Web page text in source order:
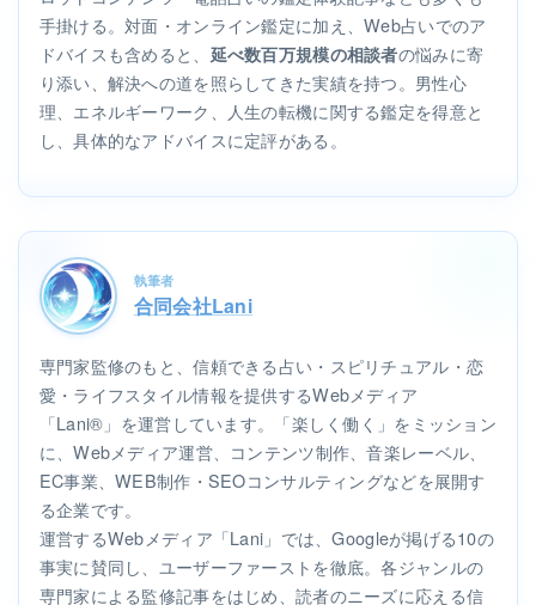
手掛ける。対面・オンライン鑑定に加え、Web占いでのア
ドバイスも含めると、 延べ数百万規模の相談者の悩みに寄
り添い、解決への道を照らしてきた実績を持つ。男性心
理、エネルギーワーク、人生の転機に関する鑑定を得意と
し、具体的なアドバイスに定評がある。
執筆者
合同会社Lani
専門家監修のもと、信頼できる占い・スピリチュアル・恋
愛・ライフスタイル情報を提供するWebメディア
「Lani®」を運営しています。「楽しく働く」をミッション
に、Webメディア運営、コンテンツ制作、音楽レーベル、
EC事業、WEB制作・SEOコンサルティングなどを展開す
る企業です。
運営するWebメディア「Lani」では、Googleが掲げる10の
事実に賛同し、ユーザーファーストを徹底。各ジャンルの
専門家による監修記事をはじめ、読者のニーズに応える信